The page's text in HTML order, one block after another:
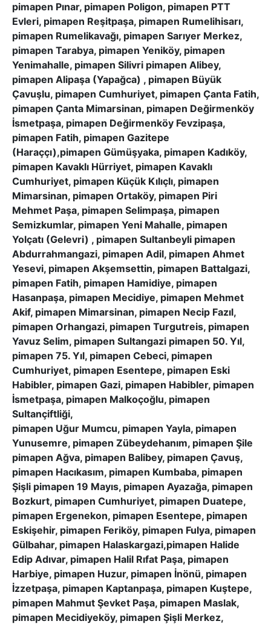
pimapen Pınar, pimapen Poligon, pimapen PTT
Evleri, pimapen Reşitpaşa, pimapen Rumelihisarı,
pimapen Rumelikavağı, pimapen Sarıyer Merkez,
pimapen Tarabya, pimapen Yeniköy, pimapen
Yenimahalle, pimapen Silivri pimapen Alibey,
pimapen Alipaşa (Yapağca) , pimapen Büyük
Çavuşlu, pimapen Cumhuriyet, pimapen Çanta Fatih,
pimapen Çanta Mimarsinan, pimapen Değirmenköy
İsmetpaşa, pimapen Değirmenköy Fevzipaşa,
pimapen Fatih, pimapen Gazitepe
(Haraççı),pimapen Gümüşyaka, pimapen Kadıköy,
pimapen Kavaklı Hürriyet, pimapen Kavaklı
Cumhuriyet, pimapen Küçük Kılıçlı, pimapen
Mimarsinan, pimapen Ortaköy, pimapen Piri
Mehmet Paşa, pimapen Selimpaşa, pimapen
Semizkumlar, pimapen Yeni Mahalle, pimapen
Yolçatı (Gelevri) , pimapen Sultanbeyli pimapen
Abdurrahmangazi, pimapen Adil, pimapen Ahmet
Yesevi, pimapen Akşemsettin, pimapen Battalgazi,
pimapen Fatih, pimapen Hamidiye, pimapen
Hasanpaşa, pimapen Mecidiye, pimapen Mehmet
Akif, pimapen Mimarsinan, pimapen Necip Fazıl,
pimapen Orhangazi, pimapen Turgutreis, pimapen
Yavuz Selim, pimapen Sultangazi pimapen 50. Yıl,
pimapen 75. Yıl, pimapen Cebeci, pimapen
Cumhuriyet, pimapen Esentepe, pimapen Eski
Habibler, pimapen Gazi, pimapen Habibler, pimapen
İsmetpaşa, pimapen Malkoçoğlu, pimapen
Sultançiftliği,
pimapen Uğur Mumcu, pimapen Yayla, pimapen
Yunusemre, pimapen Zübeydehanım, pimapen Şile
pimapen Ağva, pimapen Balibey, pimapen Çavuş,
pimapen Hacıkasım, pimapen Kumbaba, pimapen
Şişli pimapen 19 Mayıs, pimapen Ayazağa, pimapen
Bozkurt, pimapen Cumhuriyet, pimapen Duatepe,
pimapen Ergenekon, pimapen Esentepe, pimapen
Eskişehir, pimapen Feriköy, pimapen Fulya, pimapen
Gülbahar, pimapen Halaskargazi,pimapen Halide
Edip Adıvar, pimapen Halil Rıfat Paşa, pimapen
Harbiye, pimapen Huzur, pimapen İnönü, pimapen
İzzetpaşa, pimapen Kaptanpaşa, pimapen Kuştepe,
pimapen Mahmut Şevket Paşa, pimapen Maslak,
pimapen Mecidiyeköy, pimapen Şişli Merkez,